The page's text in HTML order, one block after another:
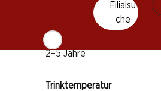
Filialsu
che
Trinkreife
2–5 Jahre
Trinktemperatur